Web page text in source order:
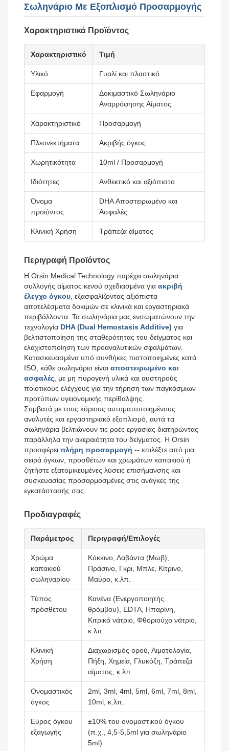
Σωληνάριο Με Εξοπλισμό Προσαρμογής
Χαρακτηριστικά Προϊόντος
Χαρακτηριστικό Τιμή
Υλικό Γυαλί και πλαστικό
Εφαρμογή
Δοκιμαστικό Σωληνάριο
Αναρρόφησης Αίματος
Χαρακτηριστικό Προσαρμογή
Πλεονεκτήματα Ακριβής όγκος
Χωρητικότητα 10ml / Προσαρμογή
Ιδιότητες Ανθεκτικό και αξιόπιστο
Όνομα
προϊόντος
DHA Αποστειρωμένο και
Ασφαλές
Κλινική Χρήση Τράπεζα αίματος
Περιγραφή Προϊόντος
Η Orsin Medical Technology παρέχει σωληνάρια
συλλογής αίματος κενού σχεδιασμένα για ακριβή
έλεγχο όγκου, εξασφαλίζοντας αξιόπιστα
αποτελέσματα δοκιμών σε κλινικά και εργαστηριακά
περιβάλλοντα. Τα σωληνάρια μας ενσωματώνουν την
τεχνολογία DHA (Dual Hemostasis Additive) για
βελτιστοποίηση της σταθερότητας του δείγματος και
ελαχιστοποίηση των προαναλυτικών σφαλμάτων.
Κατασκευασμένα υπό συνθήκες πιστοποιημένες κατά
ISO, κάθε σωληνάριο είναι αποστειρωμένο και
ασφαλές, με μη πυρογενή υλικά και αυστηρούς
ποιοτικούς ελέγχους για την τήρηση των παγκόσμιων
προτύπων υγειονομικής περίθαλψης.
Συμβατά με τους κύριους αυτοματοποιημένους
αναλυτές και εργαστηριακό εξοπλισμό, αυτά τα
σωληνάρια βελτιώνουν τις ροές εργασίας διατηρώντας
παράλληλα την ακεραιότητα του δείγματος. Η Orsin
προσφέρει πλήρη προσαρμογή -- επιλέξτε από μια
σειρά όγκων, προσθέτων και χρωμάτων καπακιού ή
ζητήστε εξατομικευμένες λύσεις επισήμανσης και
συσκευασίας προσαρμοσμένες στις ανάγκες της
εγκατάστασής σας.
Προδιαγραφές
Παράμετρος Περιγραφή/Επιλογές
Χρώμα
καπακιού
σωληναρίου
Κόκκινο, Λαβάντα (Μωβ),
Πράσινο, Γκρι, Μπλε, Κίτρινο,
Μαύρο, κ.λπ.
Τύπος
πρόσθετου
Κανένα (Ενεργοποιητής
θρόμβου), EDTA, Ηπαρίνη,
Κιτρικό νάτριο, Φθοριούχο νάτριο,
κ.λπ.
Κλινική
Χρήση
Διαχωρισμός ορού, Αιματολογία,
Πήξη, Χημεία, Γλυκόζη, Τράπεζα
αίματος, κ.λπ.
Ονομαστικός
όγκος
2ml, 3ml, 4ml, 5ml, 6ml, 7ml, 8ml,
10ml, κ.λπ.
Εύρος όγκου
εξαγωγής
±10% του ονομαστικού όγκου
(π.χ., 4,5-5,5ml για σωληνάριο
5ml)